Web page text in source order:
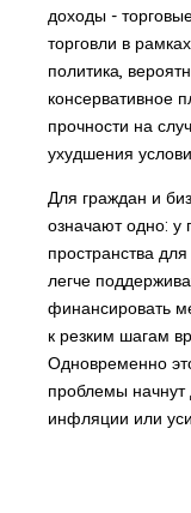
доходы -
торговли в
политика,
консервативное
прочности на
ухудшения
Для граждан и
означают одно: у
пространства
легче
финансировать
к резким шагам
Одновременно
проблемы начнут
инфляции или